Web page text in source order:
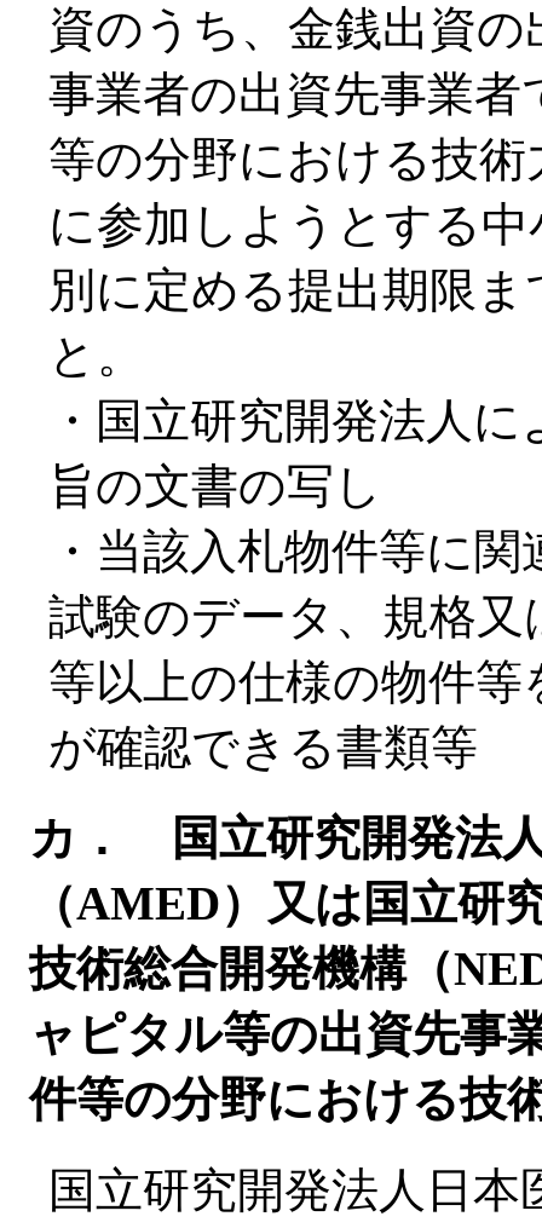
資のうち、金銭出資
事業者の出資先事業
等の分野における技
に参加しようとする
別に定める提出期限
と。
・国立研究開発法人
旨の文書の写し
・当該入札物件等に
試験のデータ、規格
等以上の仕様の物件
が確認できる書類等
カ． 国立研究開発法
（AMED）又は国立研
技術総合開発機構（
ャピタル等の出資先事
件等の分野における技
国立研究開発法人日